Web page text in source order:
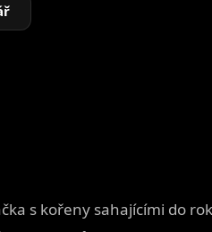
s kořeny sahajícími do